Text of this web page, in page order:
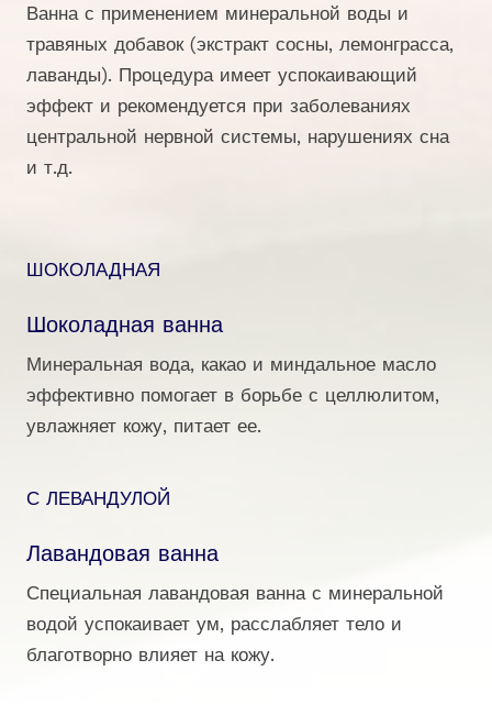
Ванна с применением минеральной воды и
травяных добавок (экстракт сосны, лемонграсса,
лаванды). Процедура имеет успокаивающий
эффект и рекомендуется при заболеваниях
центральной нервной системы, нарушениях сна
и т.д.
ШОКОЛАДНАЯ
Шоколадная ванна
Минеральная вода, какао и миндальное масло
эффективно помогает в борьбе с целлюлитом,
увлажняет кожу, питает ее.
С ЛЕВАНДУЛОЙ
Лавандовая ванна
Специальная лавандовая ванна с минеральной
водой успокаивает ум, расслабляет тело и
благотворно влияет на кожу.